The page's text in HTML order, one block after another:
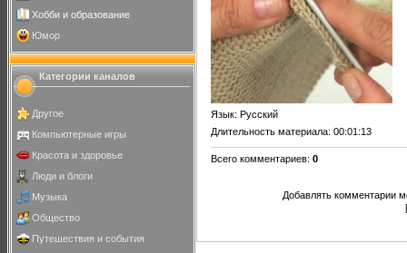
Хобби и образование
Юмор
Категории каналов
Другое
Компьютерные игры
Красота и здоровье
Люди и блоги
Музыка
Общество
Путешествия и события
Язык: Русский
Длительность материала: 00:01:13
Всего комментариев: 0
Добавлять комментарии